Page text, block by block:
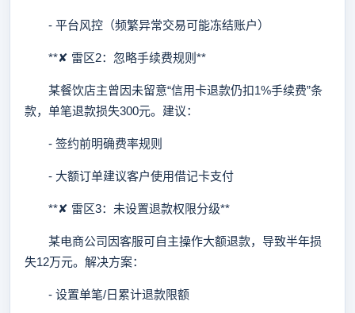
- 平台风控（频繁异常交易可能冻结账户）
**✘ 雷区2：忽略手续费规则**
某餐饮店主曾因未留意“信用卡退款仍扣1%手续费”条
款，单笔退款损失300元。建议：
- 签约前明确费率规则
- 大额订单建议客户使用借记卡支付
**✘ 雷区3：未设置退款权限分级**
某电商公司因客服可自主操作大额退款，导致半年损
失12万元。解决方案：
- 设置单笔/日累计退款限额